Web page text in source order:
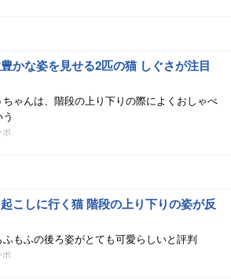
かな姿を見せる2匹の猫 しぐさが注目
ゃんは、階段の上り下りの際によくおしゃべ
こしに行く猫 階段の上り下りの姿が反
もふの後ろ姿がとても可愛らしいと評判